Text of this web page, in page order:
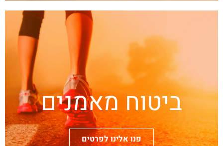
ביטוח מאמנים
פנו אלינו לפרטים